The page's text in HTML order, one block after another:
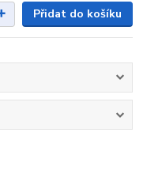
Přidat do košíku